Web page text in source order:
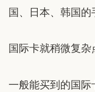
国、日本、韩国
国际卡就稍微复杂
一般能买到的国际